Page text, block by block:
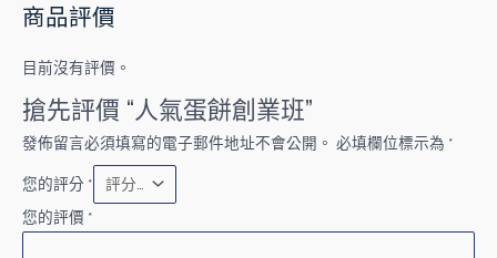
商品評價
目前沒有評價。
搶先評價 “人氣蛋餅創業班”
發佈留言必須填寫的電子郵件地址不會公開。 必填欄位標示為 *
您的評分 *
您的評價 *